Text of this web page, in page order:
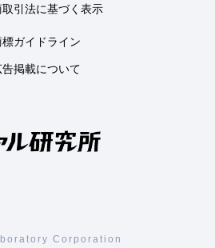
引法に基づく表示
標ガイドライン
告掲載について
Corporation